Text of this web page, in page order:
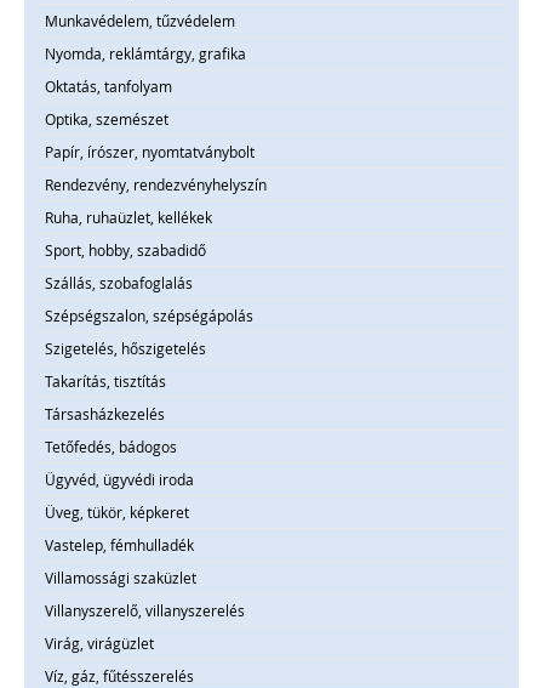
Munkavédelem, tűzvédelem
Nyomda, reklámtárgy, grafika
Oktatás, tanfolyam
Optika, szemészet
Papír, írószer, nyomtatványbolt
Rendezvény, rendezvényhelyszín
Ruha, ruhaüzlet, kellékek
Sport, hobby, szabadidő
Szállás, szobafoglalás
Szépségszalon, szépségápolás
Szigetelés, hőszigetelés
Takarítás, tisztítás
Társasházkezelés
Tetőfedés, bádogos
Ügyvéd, ügyvédi iroda
Üveg, tükör, képkeret
Vastelep, fémhulladék
Villamossági szaküzlet
Villanyszerelő, villanyszerelés
Virág, virágüzlet
Víz, gáz, fűtésszerelés